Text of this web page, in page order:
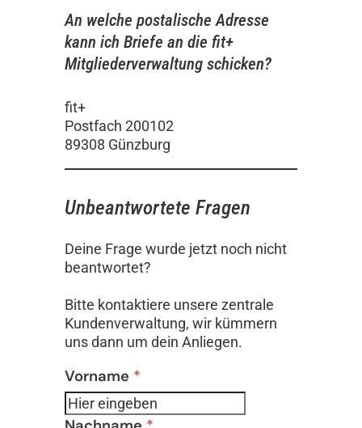
An welche postalische Adresse
kann ich Briefe an die fit+
Mitgliederverwaltung schicken?
fit+
Postfach 200102
89308 Günzburg
Unbeantwortete Fragen
Deine Frage wurde jetzt noch nicht
beantwortet?
Bitte kontaktiere unsere zentrale
Kundenverwaltung, wir kümmern
uns dann um dein Anliegen.
Formular überspringen
Vorname *